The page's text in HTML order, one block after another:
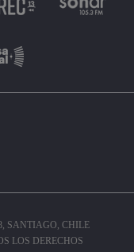
SANTIAGO, CHILE
LOS DERECHOS